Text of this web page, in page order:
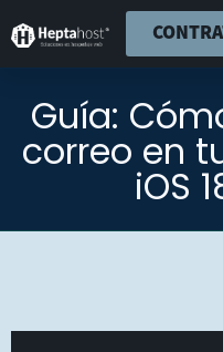
Guía:
correo en
iOS